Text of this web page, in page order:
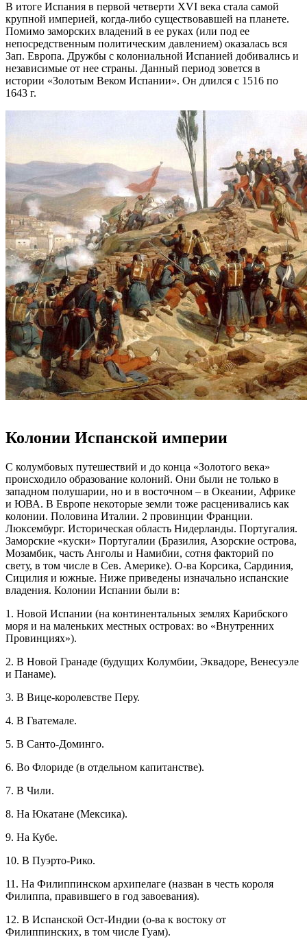
В итоге Испания в первой четверти XVI века стала самой
крупной империей, когда-либо существовавшей на планете.
Помимо заморских владений в ее руках (или под ее
непосредственным политическим давлением) оказалась вся
Зап. Европа. Дружбы с колониальной Испанией добивались и
независимые от нее страны. Данный период зовется в
истории «Золотым Веком Испании». Он длился с 1516 по
1643 г.
Колонии Испанской империи
С колумбовых путешествий и до конца «Золотого века»
происходило образование колоний. Они были не только в
западном полушарии, но и в восточном – в Океании, Африке
и ЮВА. В Европе некоторые земли тоже расценивались как
колонии. Половина Италии. 2 провинции Франции.
Люксембург. Историческая область Нидерланды. Португалия.
Заморские «куски» Португалии (Бразилия, Азорские острова,
Мозамбик, часть Анголы и Намибии, сотня факторий по
свету, в том числе в Сев. Америке). О-ва Корсика, Сардиния,
Сицилия и южные. Ниже приведены изначально испанские
владения. Колонии Испании были в:
1. Новой Испании (на континентальных землях Карибского
моря и на маленьких местных островах: во «Внутренних
Провинциях»).
2. В Новой Гранаде (будущих Колумбии, Эквадоре, Венесуэле
и Панаме).
3. В Вице-королевстве Перу.
4. В Гватемале.
5. В Санто-Доминго.
6. Во Флориде (в отдельном капитанстве).
7. В Чили.
8. На Юкатане (Мексика).
9. На Кубе.
10. В Пуэрто-Рико.
11. На Филиппинском архипелаге (назван в честь короля
Филиппа, правившего в год завоевания).
12. В Испанской Ост-Индии (о-ва к востоку от
Филиппинских, в том числе Гуам).